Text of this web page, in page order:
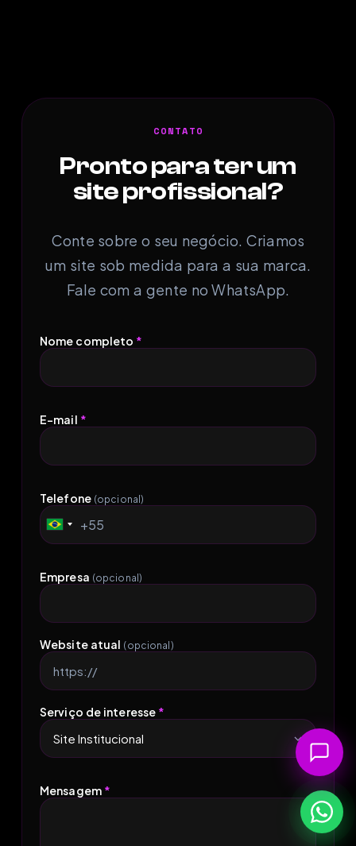
CONTATO
Pronto para ter um
site profissional?
Conte sobre o seu negócio. Criamos
um site sob medida para a sua marca.
Fale com a gente no WhatsApp.
Nome completo *
E-mail *
Telefone (opcional)
Brazil
+55
+55
Empresa (opcional)
Website atual (opcional)
Serviço de interesse *
Mensagem *